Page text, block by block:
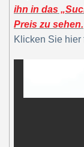
ihn in das
Preis zu sehen.
Klicken Sie hier